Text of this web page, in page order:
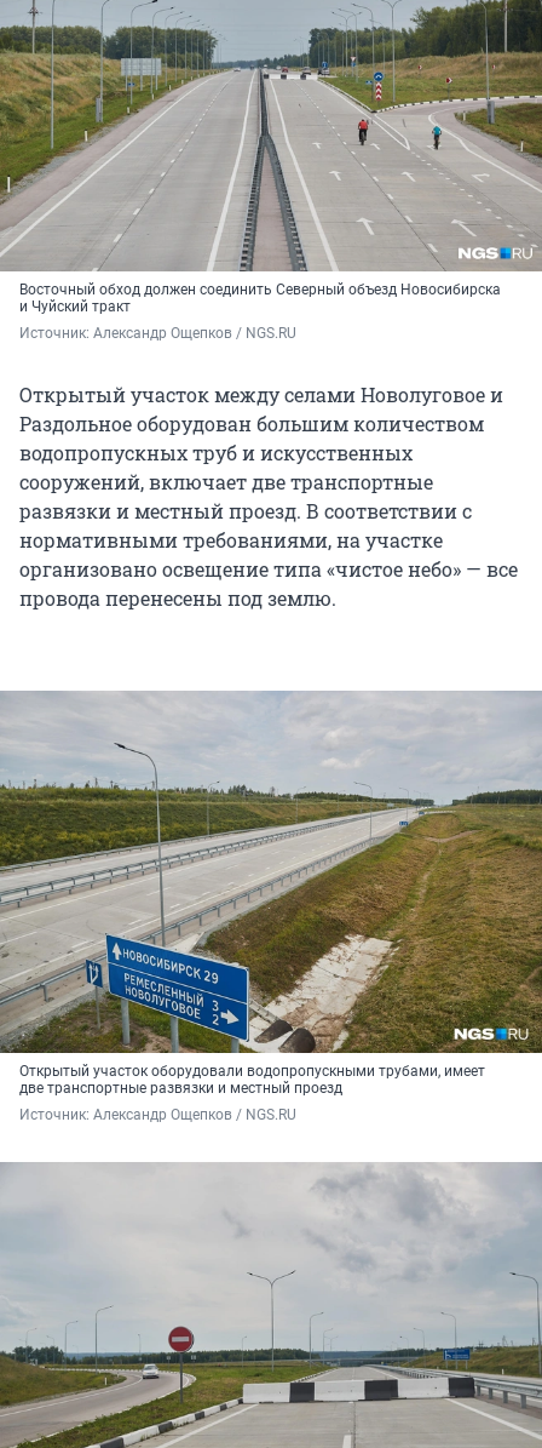
Восточный обход должен соединить Северный объезд Новосибирска
и Чуйский тракт
Источник: Александр Ощепков / NGS.RU
Открытый участок между селами Новолуговое и
Раздольное оборудован большим количеством
водопропускных труб и искусственных
сооружений, включает две транспортные
развязки и местный проезд. В соответствии с
нормативными требованиями, на участке
организовано освещение типа «чистое небо» — все
провода перенесены под землю.
Открытый участок оборудовали водопропускными трубами, имеет
две транспортные развязки и местный проезд
Источник: Александр Ощепков / NGS.RU